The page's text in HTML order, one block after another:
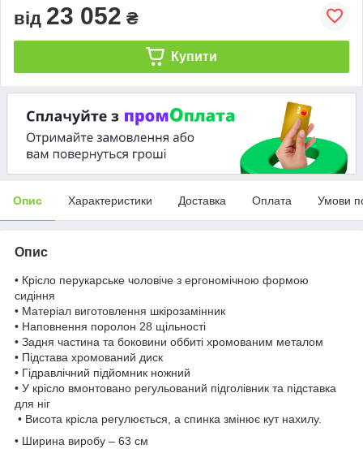
від 23 052 ₴
Купити
Опис Характеристики Доставка Оплата Умови
Опис
• Крісло перукарське чоловіче з ергономічною формою
сидіння
• Матеріал виготовлення шкірозамінник
• Наповнення поролон 28 щільності
• Задня частина та боковини оббиті хромованим металом
• Підстава хромований диск
• Гідравлічний підйомник ножний
• У крісло вмонтовано регульований підголівник та підставка
для ніг
• Висота крісла регулюється, а спинка змінює кут нахилу.
• Ширина виробу – 63 см